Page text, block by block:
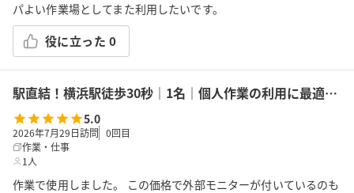
パよい作業場としてまた利用したいです。
役に立った 0
駅直結！横浜駅徒歩30秒｜1名｜個人作業の利用に最適！エキニア横浜｜5階ハマポート「コワーキングスペース」A
5.0
2026年7月29日訪問 0回目
作業・仕事
1人
作業で使用しました。 この価格で外部モニターが付いているのも